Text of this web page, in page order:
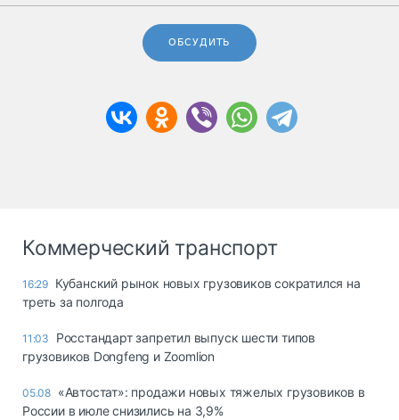
ОБСУДИТЬ
Коммерческий транспорт
16:29 Кубанский рынок новых грузовиков сократился на
треть за полгода
11:03
Росстандарт запретил выпуск шести типов
грузовиков Dongfeng и Zoomlion
05.08 «Автостат»: продажи новых тяжелых грузовиков в
России в июле снизились на 3,9%